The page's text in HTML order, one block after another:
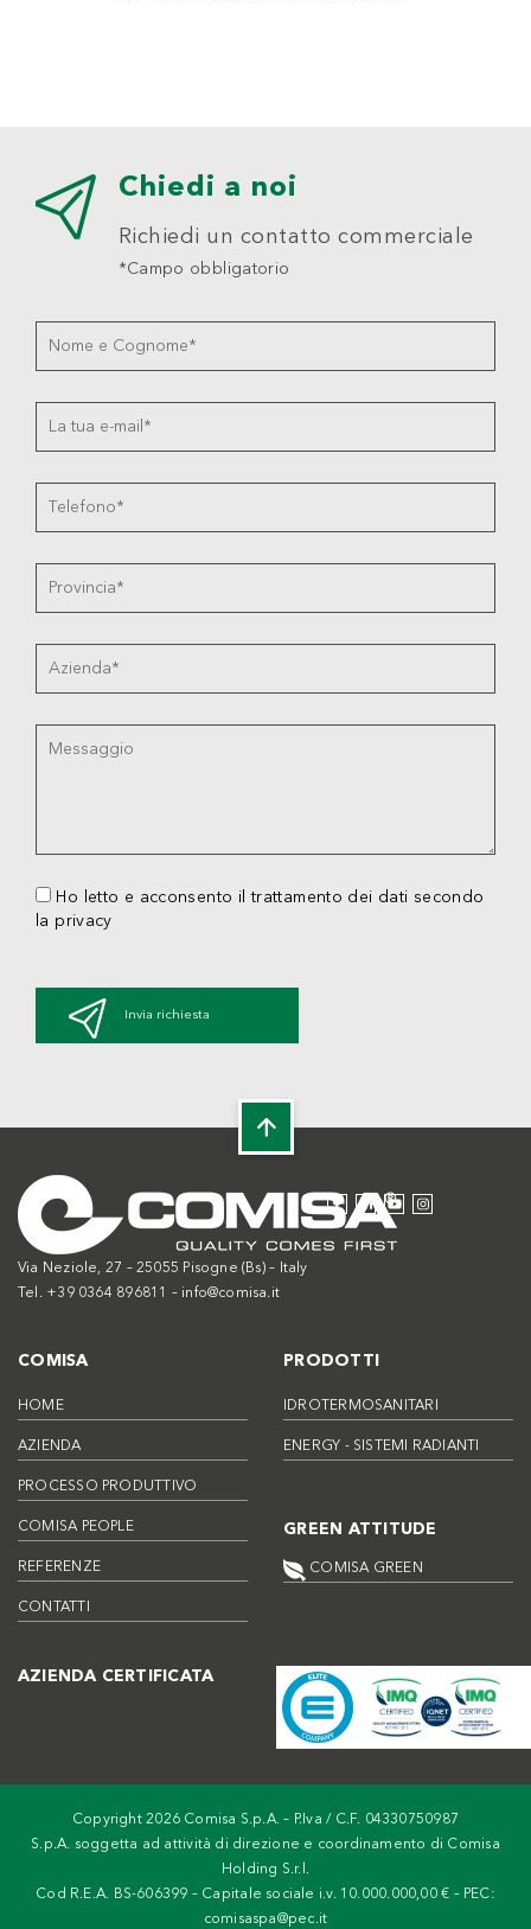
Chiedi a noi
Richiedi un contatto commerciale
*Campo obbligatorio
Ho letto e acconsento il trattamento dei dati secondo
la privacy
Invia richiesta
Via Neziole, 27 – 25055 Pisogne (Bs) – Italy
Tel. +39 0364 896811 – info@comisa.it
COMISA
HOME
AZIENDA
PROCESSO PRODUTTIVO
COMISA PEOPLE
REFERENZE
CONTATTI
PRODOTTI
IDROTERMOSANITARI
ENERGY - SISTEMI RADIANTI
GREEN ATTITUDE
COMISA GREEN
AZIENDA CERTIFICATA
Copyright 2026 Comisa S.p.A. – P.Iva / C.F. 04330750987
S.p.A. soggetta ad attività di direzione e coordinamento di Comisa
Holding S.r.l.
Cod R.E.A. BS-606399 – Capitale sociale i.v. 10.000.000,00 € – PEC:
comisaspa@pec.it